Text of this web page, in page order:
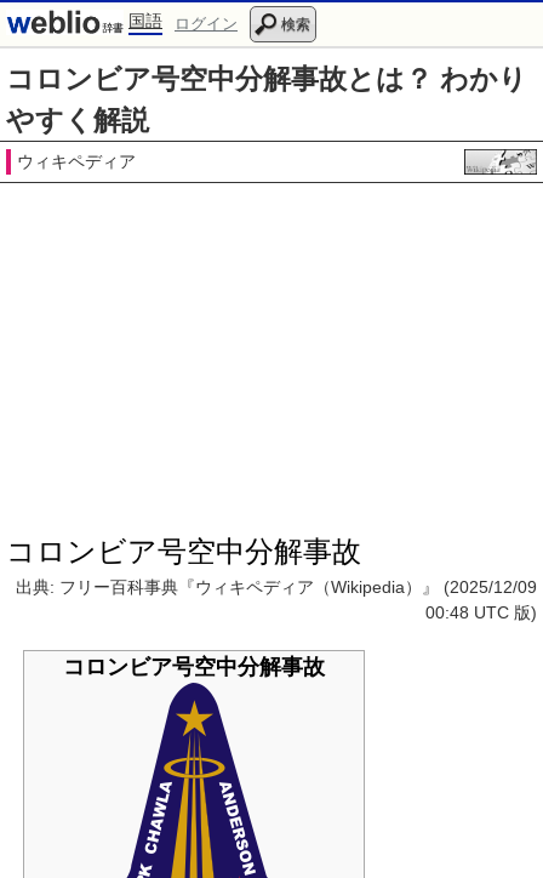
国語 ログイン 検索
コロンビア号空中分解事故とは？ わかり
やすく解説
ウィキペディア
コロンビア号空中分解事故
出典: フリー百科事典『ウィキペディア（Wikipedia）』 (2025/12/09
00:48 UTC 版)
コロンビア号空中分解事故